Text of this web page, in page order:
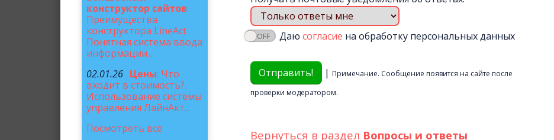
конструктор сайтов.
Преимущества
конструктора LineAct
Понятная система ввода
информации...
02.01.26 Цены: Что
входит в стоимость?.
Использование системы
управления ЛайнАкт...
Посмотреть все
Даю согласие на обработку персональных данных
| Примечание. Сообщение появится на сайте после
проверки модератором.
Вернуться в раздел Вопросы и ответы